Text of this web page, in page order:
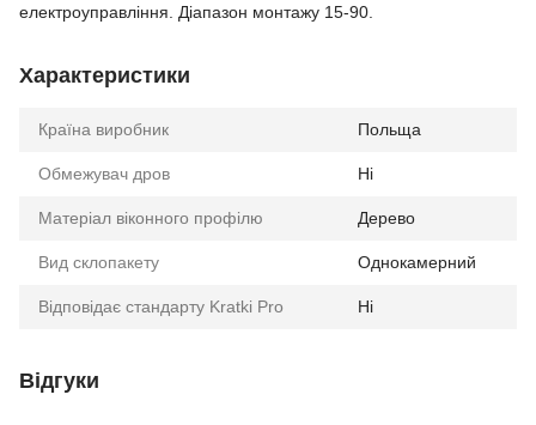
електроуправління. Діапазон монтажу 15-90.
Характеристики
Країна виробник Польща
Обмежувач дров Ні
Матеріал віконного профілю Дерево
Вид склопакету Однокамерний
Відповідає стандарту Kratki Pro Ні
Відгуки